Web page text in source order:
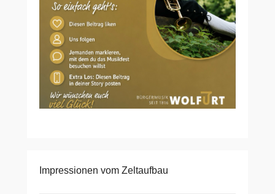
Impressionen vom Zeltaufbau